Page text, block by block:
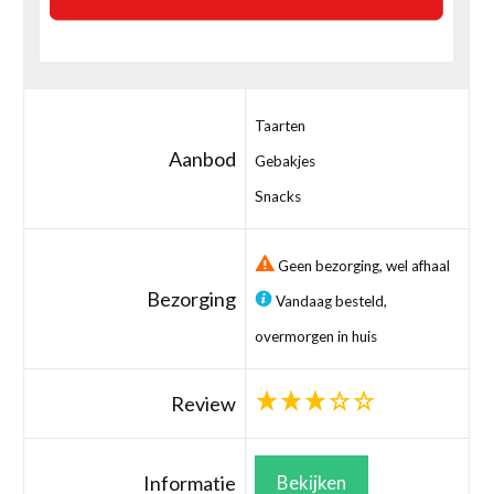
Aanbod
Taarten
Gebakjes
Snacks
Bezorging
Geen bezorging, wel afhaal
Vandaag besteld,
overmorgen in huis
Review
Informatie Bekijken